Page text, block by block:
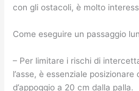
con gli ostacoli, è molto
Come eseguire un passaggio
– Per limitare i rischi di
l’asse, è essenziale
d’appoggio a 20 cm dalla palla.